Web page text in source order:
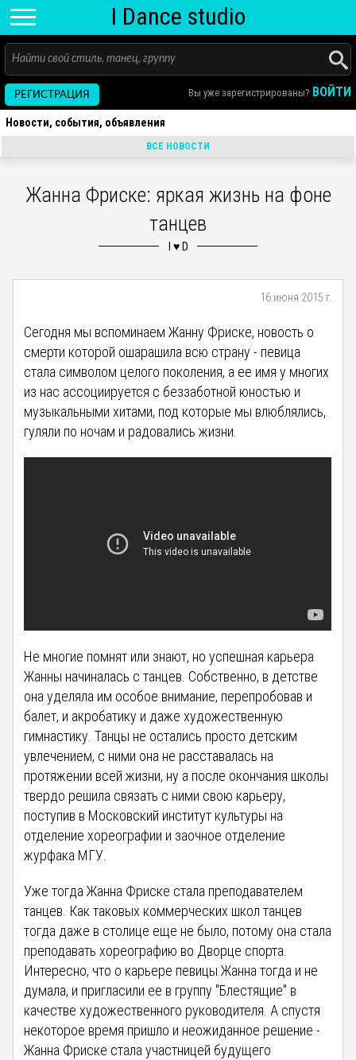
I Dance studio
Вы уже зарегистрированы? ВОЙТИ
РЕГИСТРАЦИЯ
Новости, события, объявления
ВСЕ НОВОСТИ
Жанна Фриске: яркая жизнь на фоне
танцев
16 июня 2015 г.
Сегодня мы вспоминаем Жанну Фриске, новость о
смерти которой ошарашила всю страну - певица
стала символом целого поколения, а ее имя у многих
из нас ассоциируется с беззаботной юностью и
музыкальными хитами, под которые мы влюблялись,
гуляли по ночам и радовались жизни.
Не многие помнят или знают, но успешная карьера
Жанны начиналась с танцев. Собственно, в детстве
она уделяла им особое внимание, перепробовав и
балет, и акробатику и даже художественную
гимнастику. Танцы не остались просто детским
увлечением, с ними она не расставалась на
протяжении всей жизни, ну а после окончания школы
твердо решила связать с ними свою карьеру,
поступив в Московский институт культуры на
отделение хореографии и заочное отделение
журфака МГУ.
Уже тогда Жанна Фриске стала преподавателем
танцев. Как таковых коммерческих школ танцев
тогда даже в столице еще не было, потому она стала
преподавать хореографию во Дворце спорта.
Интересно, что о карьере певицы Жанна тогда и не
думала, и пригласили ее в группу "Блестящие" в
качестве художественного руководителя. А спустя
некоторое время пришло и неожиданное решение -
Жанна Фриске стала участницей будущего